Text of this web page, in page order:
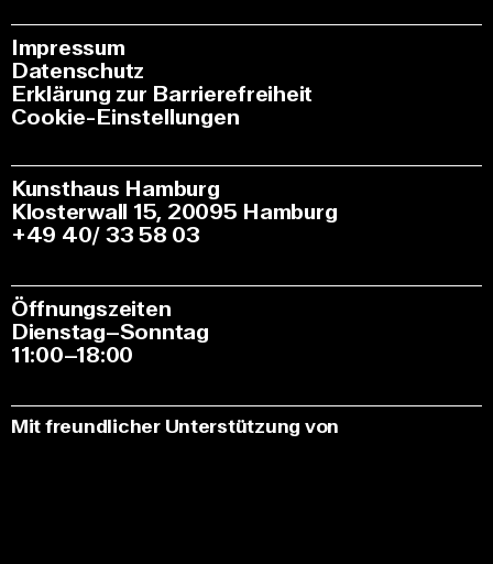
Impressum
Datenschutz
Erklärung zur Barrierefreiheit
Cookie-Einstellungen
Kunsthaus Hamburg
Klosterwall 15, 20095 Hamburg
+49 40/ 33 58 03
Öffnungszeiten
Dienstag–Sonntag
11:00–18:00
Mit freundlicher Unterstützung von